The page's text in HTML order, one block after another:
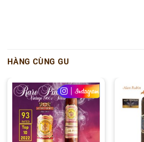
HÀNG CÙNG GU